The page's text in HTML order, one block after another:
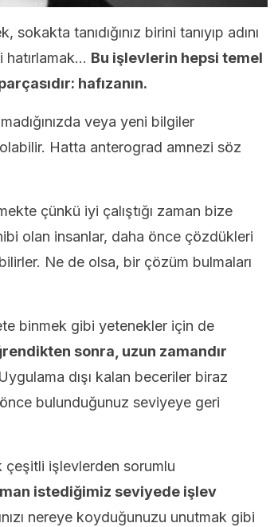
tanıdığınız birini tanıyıp adını
hatırlamak… Bu işlevlerin hepsi temel
hafızanın.
veya yeni bilgiler
Hatta anterograd amnezi söz
çünkü iyi çalıştığı zaman bize
olan insanlar, daha önce çözdükleri
Ne de olsa, bir çözüm bulmaları
binmek gibi yetenekler için de
sonra, uzun zamandır
Uygulama dışı kalan beceriler biraz
bulunduğunuz seviyeye geri
çeşitli işlevlerden sorumlu
istediğimiz seviyede işlev
nereye koyduğunuzu unutmak gibi